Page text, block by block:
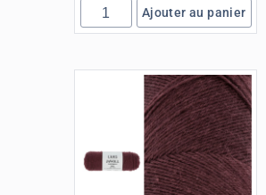
Ajouter au panier